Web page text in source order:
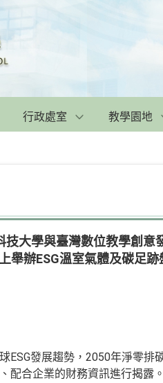
行政處室 教學園地
技大學與臺灣數位教學創
舉辦ESG溫室氣體及碳足
ESG發展趨勢，2050年淨零
配合企業的財務資訊進行揭露